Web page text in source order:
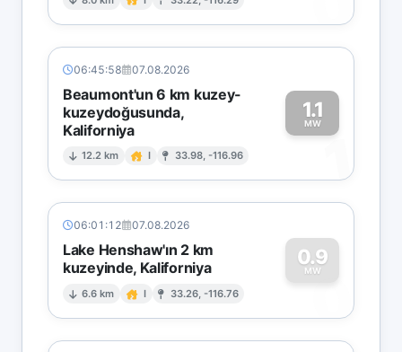
06:45:58 07.08.2026
Beaumont'un 6 km kuzey-
kuzeydoğusunda,
Kaliforniya
12.2 km I 33.98, -116.96
1.1
MW
1
06:01:12 07.08.2026
Lake Henshaw'ın 2 km
kuzeyinde, Kaliforniya
6.6 km I 33.26, -116.76
0.9
MW
0